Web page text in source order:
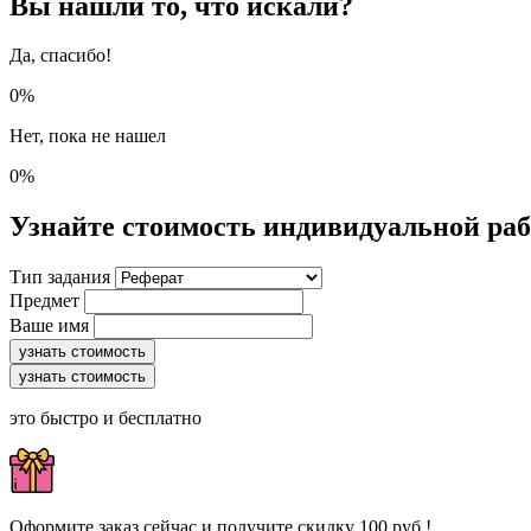
Да, спасибо!
0%
Нет, пока не нашел
0%
Узнайте стоимость индивидуальной
Тип задания
Предмет
Ваше имя
узнать стоимость
узнать стоимость
это быстро и бесплатно